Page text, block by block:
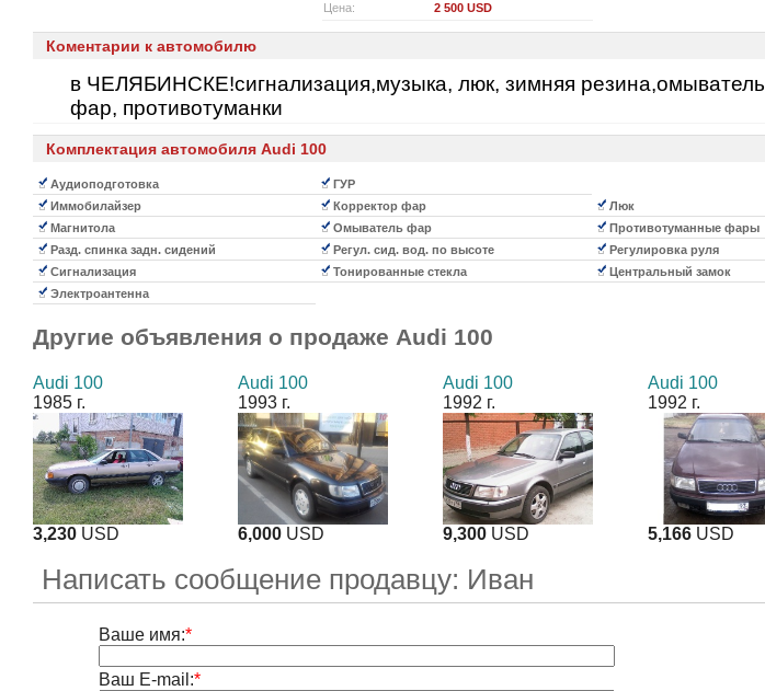
Цена:
2 500 USD
Коментарии к автомобилю
в ЧЕЛЯБИНСКЕ!сигнализация,музыка, люк, зимняя резина,омыватель
фар, противотуманки
Комплектация автомобиля Audi 100
Аудиоподготовка
ГУР
Иммобилайзер
Корректор фар
Люк
Магнитола
Омыватель фар
Противотуманные фары
Разд. спинка задн. сидений
Регул. сид. вод. по высоте
Регулировка руля
Сигнализация
Тонированные стекла
Центральный замок
Электроантенна
Другие объявления о продаже Audi 100
Audi 100
1985 г.
3,230 USD
Audi 100
1993 г.
6,000 USD
Audi 100
1992 г.
9,300 USD
Audi 100
1992 г.
5,166 USD
Написать сообщение продавцу: Иван
Ваше имя:*
Ваш E-mail:*